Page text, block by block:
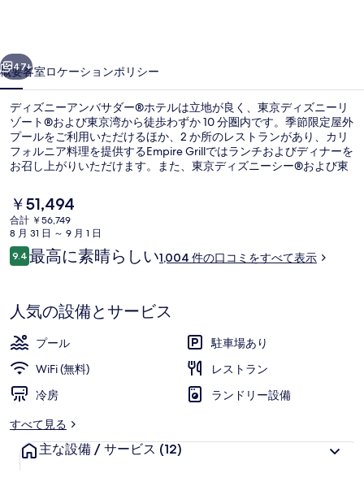
バ
サ
ダ
ー
®
ホ
テ
ル
の
真
ギ
ャ
ラ
リ
次へ
47+
概要客室ロケーションポリシー
ディズニーアンバサダー®ホテルは立地が良く、東京ディズニーリ
ゾート®および東京湾から徒歩わずか 10 分圏内です。季節限定屋外
プールをご利用いただけるほか、2 か所のレストランがあり、カリ
フォルニア料理を提供するEmpire Grillではランチおよびディナーを
お召し上がりいただけます。また、東京ディズニーシー®および東
まな公共交通機関を利用できます。リゾートゲートウェイ・ステー
ション駅までは 4 分、東京ディズニーシー駅までは 12 分です。
現
在
の
料
金
で
す
￥51,494
合計 ￥56,749
8 月 31 日 ～ 9 月 1 日
口
コ
9.410段階中9.4
最高に素晴らしい1,004 件の口コミをすべて表示
人気の設備とサービス
プール
駐車場あり
WiFi (無料)
レストラン
冷房
ランドリー設備
すべて見る
主な設備 / サービス (12)